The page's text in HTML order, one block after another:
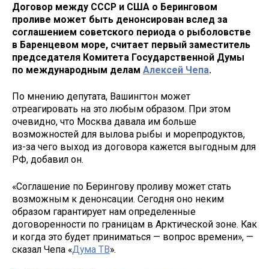
Договор между СССР и США о Беринговом
проливе может быть денонсирован вслед за
соглашением советского периода о рыболовстве
в Баренцевом море, считает первый заместитель
председателя Комитета Государственной Думы
по международным делам Алексей Чепа.
По мнению депутата, Вашингтон может
отреагировать на это любым образом. При этом
очевидно, что Москва давала им больше
возможностей для вылова рыбы и морепродуктов,
из-за чего выход из договора кажется выгодным для
РФ, добавил он.
«Соглашение по Берингову проливу может стать
возможным к денонсации. Сегодня оно неким
образом гарантирует нам определенные
договоренности по границам в Арктической зоне. Как
и когда это будет приниматься — вопрос времени», —
сказал Чепа «Дума ТВ».